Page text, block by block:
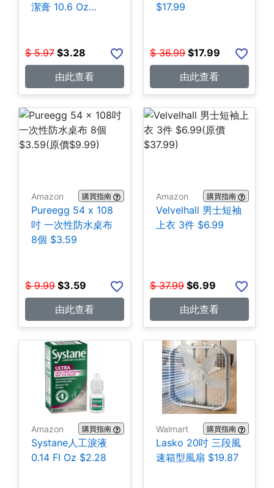
潔膏 10.6 Oz
$ 5.97 $3.28
由此查看
$17.99
$ 36.99 $17.99
由此查看
Amazon 購買指南
Pureegg 54 x 108
吋 一次性防水桌布
8個 $3.59
$ 9.99 $3.59
由此查看
Amazon 購買指南
Velvelhall 男士短袖
上衣 3件 $6.99
$ 37.99 $6.99
由此查看
Amazon 購買指南
Systane人工淚液
0.14 Fl Oz $2.28
Walmart 購買指南
Lasko 20吋 三段風
速箱型風扇 $19.87